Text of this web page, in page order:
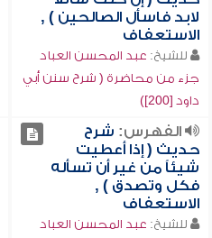
لابد فاسأل الصالحين ) ,
الاستعفاف
للشيخ: عبد المحسن العباد
جزء من محاضرة ( شرح سنن أبي
داود [200])
الفهرس: شرح
حديث ( إذا أعطيت
شيئاً من غير أن تسأله
فكل وتصدق ) ,
الاستعفاف
للشيخ: عبد المحسن العباد